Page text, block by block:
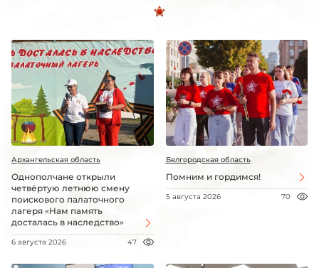
Архангельская область
Однополчане открыли
четвёртую летнюю смену
поискового палаточного
лагеря «Нам память
досталась в наследство»
6 августа 2026 47
Белгородская область
Помним и гордимся!
5 августа 2026 70